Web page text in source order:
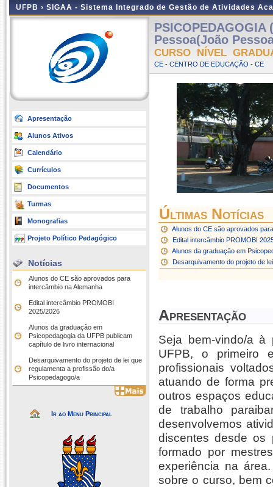
UFPB › SIGAA - Sistema Integrado de Gestão de Atividades
Apresentação
Alunos Ativos
Calendário
Currículos
Documentos
Turmas
Monografias
Projeto Político Pedagógico
Notícias
Alunos do CE são aprovados para
intercâmbio na Alemanha
Edital intercâmbio PROMOBI
2025/2026
Alunos da graduação em
Psicopedagogia da UFPB publicam
capítulo de livro internacional
Desarquivamento do projeto de lei que
regulamenta a profissão do/a
Psicopedagogo/a
Ir ao Menu Principal
PSICOPEDAGOGIA
Pessoa(João
CURSO NÍVEL
CE - CENTRO DE EDUCAÇÃO - CE
Últimas Notícias
Alunos do CE são aprovados
Edital intercâmbio PROMOBI
Alunos da graduação em
Desarquivamento do projeto de
Apresentação
Seja bem-vindo/a
UFPB, o primeiro
profissionais
atuando de forma
outros espaços
de trabalho
desenvolvemos
discentes desde os
formado por
experiência na
sobre o curso, bem